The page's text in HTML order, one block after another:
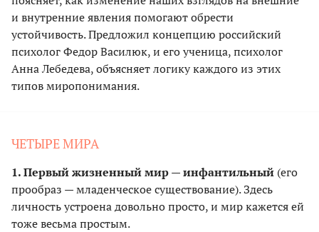
и внутренние явления помогают обрести
устойчивость. Предложил концепцию российский
психолог Федор Василюк, и его ученица, психолог
Анна Лебедева, объясняет логику каждого из этих
типов миропонимания.
ЧЕТЫРЕ МИРА
1. Первый жизненный мир — инфантильный (его
прообраз — младенческое существование). Здесь
личность устроена довольно просто, и мир кажется ей
тоже весьма простым.